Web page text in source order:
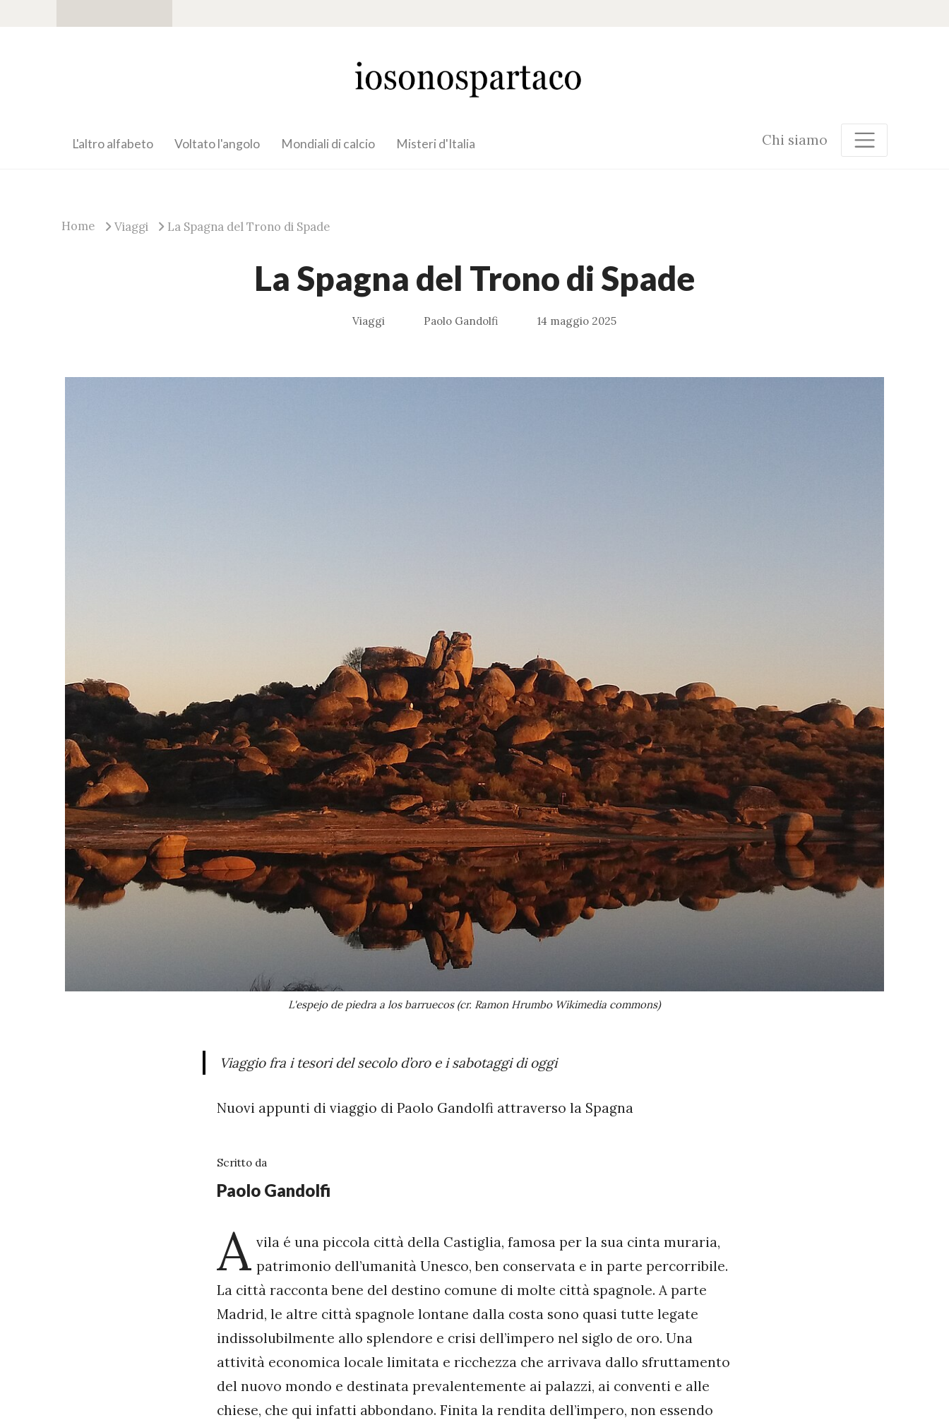
L'altro alfabeto Voltato l'angolo Mondiali di calcio Misteri d'Italia Chi siamo
Home Viaggi La Spagna del Trono di Spade
La Spagna del Trono di Spade
Viaggi Paolo Gandolfi 14 maggio 2025
L'espejo de piedra a los barruecos (cr. Ramon Hrumbo Wikimedia commons)
Viaggio fra i tesori del secolo d’oro e i sabotaggi di oggi
Nuovi appunti di viaggio di Paolo Gandolfi attraverso la Spagna
Scritto da
Paolo Gandolfi
A vila é una piccola città della Castiglia, famosa per la sua cinta muraria,
patrimonio dell’umanità Unesco, ben conservata e in parte percorribile.
La città racconta bene del destino comune di molte città spagnole. A parte
Madrid, le altre città spagnole lontane dalla costa sono quasi tutte legate
indissolubilmente allo splendore e crisi dell’impero nel siglo de oro. Una
attività economica locale limitata e ricchezza che arrivava dallo sfruttamento
del nuovo mondo e destinata prevalentemente ai palazzi, ai conventi e alle
chiese, che qui infatti abbondano. Finita la rendita dell’impero, non essendo